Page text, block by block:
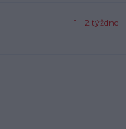
1 - 2 týždne